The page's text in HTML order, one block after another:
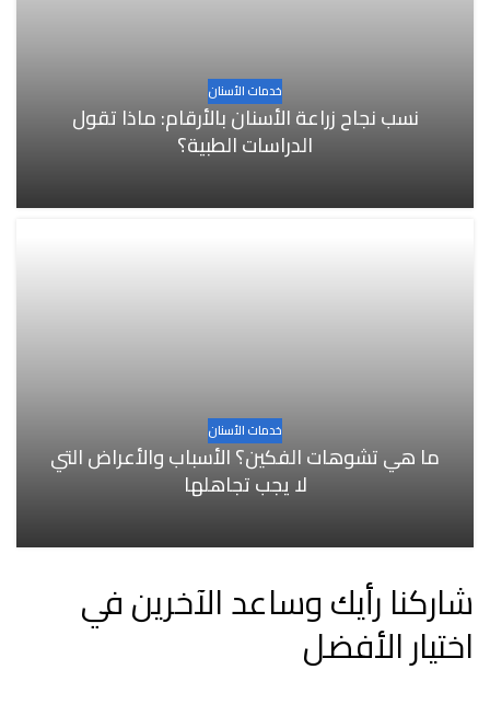
خدمات الأسنان
نسب نجاح زراعة الأسنان بالأرقام: ماذا تقول
الدراسات الطبية؟
خدمات الأسنان
ما هي تشوهات الفكين؟ الأسباب والأعراض التي
لا يجب تجاهلها
شاركنا رأيك وساعد الآخرين في
اختيار الأفضل